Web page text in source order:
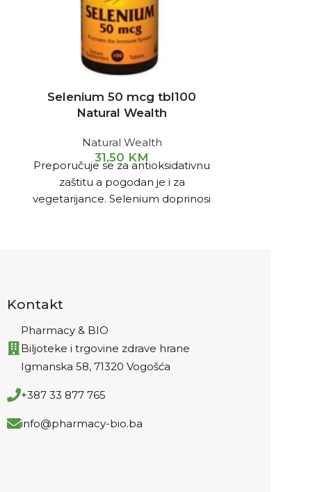
Selenium 50 mcg tbl100
Natural Wealth
Natural Wealth
31,50 KM
Preporučuje se za antioksidativnu
zaštitu a pogodan je i za
vegetarijance. Selenium doprinosi
Kontakt
Pharmacy & BIO
Biljoteke i trgovine zdrave hrane
Igmanska 58, 71320 Vogošća
+387 33 877 765
info@pharmacy-bio.ba